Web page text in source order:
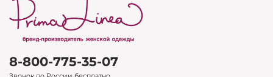
8-800-775-35-07